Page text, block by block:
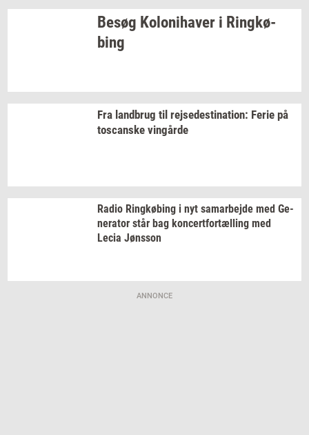
Besøg Ko­lo­ni­ha­ver i Ring­kø­
bing
Fra land­brug til rej­se­desti­na­tion: Ferie på
toscan­ske vin­går­de
Radio Ring­kø­bing i nyt sam­ar­bej­de med Ge­
ne­ra­tor står bag kon­cert­for­tæl­ling med
Lecia Jøns­son
ANNONCE